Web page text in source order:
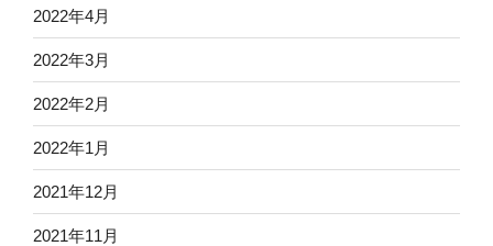
2022年4月
2022年3月
2022年2月
2022年1月
2021年12月
2021年11月